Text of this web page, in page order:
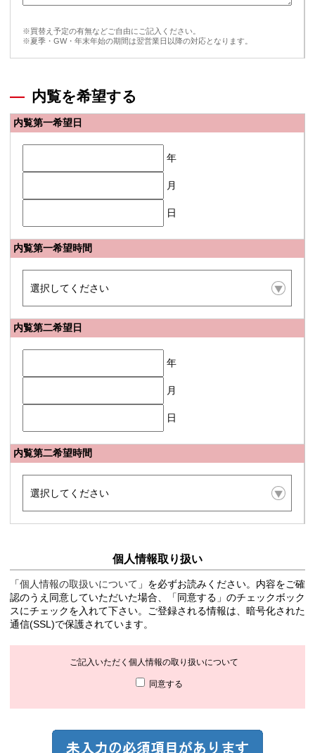
※買替え予定の有無などご自由にご記入ください。
※夏季・GW・年末年始の期間は翌営業日以降の対応となります。
内覧を希望する
内覧第一希望日
年
月
日
内覧第一希望時間
内覧第二希望日
年
月
日
内覧第二希望時間
個人情報取り扱い
「個人情報の取扱いについて 」を必ずお読みください。内容をご確
認のうえ同意していただいた場合、「同意する」のチェックボック
スにチェックを入れて下さい。ご登録される情報は、暗号化された
通信(SSL)で保護されています。
ご記入いただく個人情報の取り扱いについて
同意する